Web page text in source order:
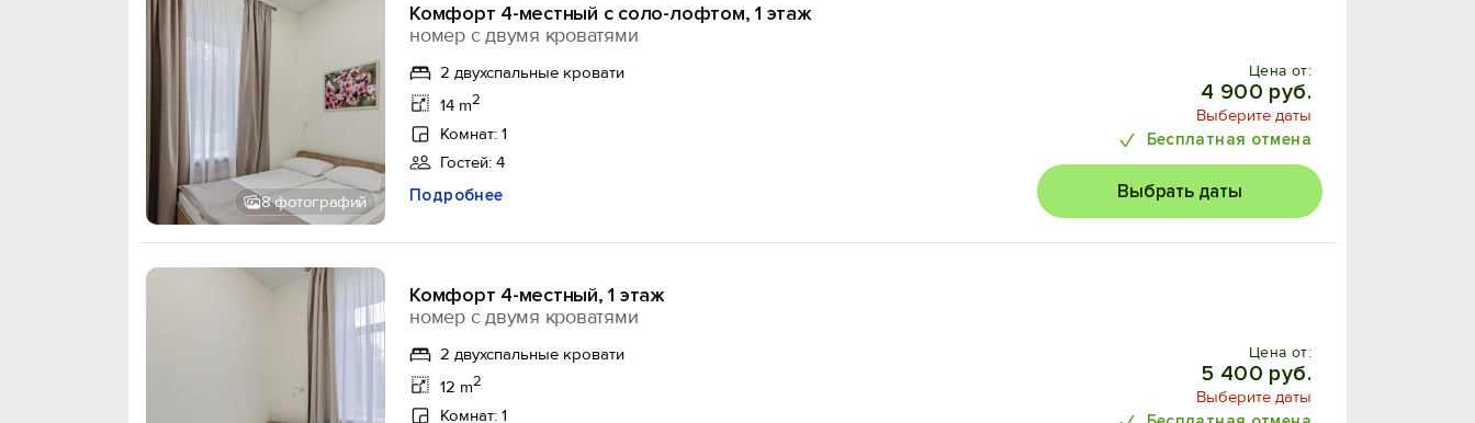
8 фотографий
Комфорт 4-местный с соло-лофтом, 1 этаж
номер с двумя кроватями
2 двухспальные кровати
14 m2
Комнат: 1
Гостей: 4
Подробнее
Цена от:
4 900 руб.
Выберите даты
Бесплатная отмена
Выбрать даты
Комфорт 4-местный, 1 этаж
номер с двумя кроватями
2 двухспальные кровати
12 m2
Комнат: 1
Цена от:
5 400 руб.
Выберите даты